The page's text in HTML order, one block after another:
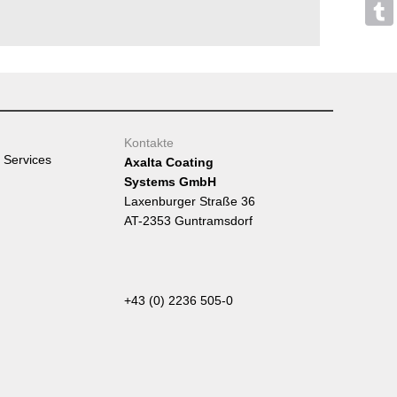
Services
Kontakte
Axalta Coating
Systems GmbH
Laxenburger Straße 36
AT-2353 Guntramsdorf
+43 (0) 2236 505-0